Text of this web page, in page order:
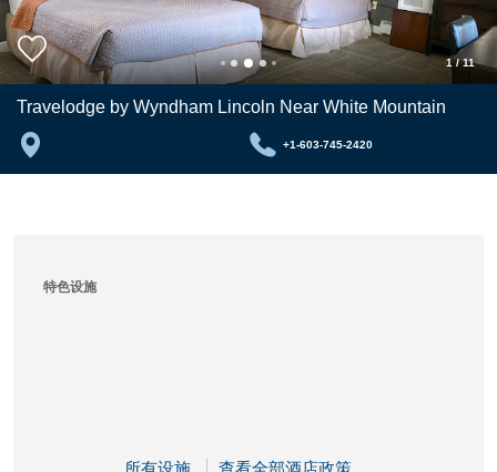
1/11
Travelodge by Wyndham Lincoln Near White Mountain
+1-603-745-2420
特色设施
所有设施 查看全部酒店政策